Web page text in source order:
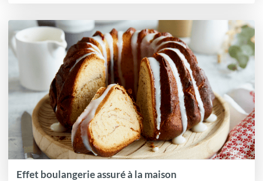
Effet boulangerie assuré à la maison